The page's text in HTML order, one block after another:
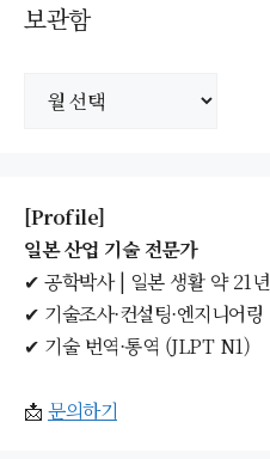
보관함
[Profile]
일본 산업 기술 전문가
✔ 공학박사 | 일본 생활 약 21년
✔ 기술조사·컨설팅·엔지니어링
✔ 기술 번역·통역 (JLPT N1)
📩 문의하기